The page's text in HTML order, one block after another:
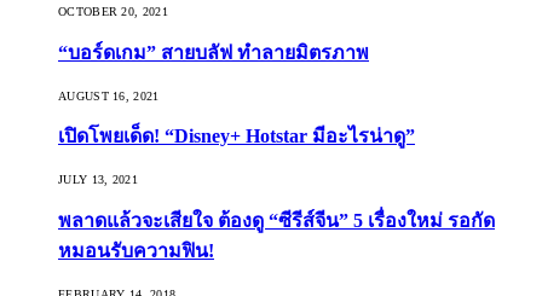
OCTOBER 20, 2021
“บอร์ดเกม” สายบลัฟ ทำลายมิตรภาพ
AUGUST 16, 2021
เปิดโพยเด็ด! “Disney+ Hotstar มีอะไรน่าดู”
JULY 13, 2021
พลาดแล้วจะเสียใจ ต้องดู “ซีรีส์จีน” 5 เรื่องใหม่ รอกัด
หมอนรับความฟิน!